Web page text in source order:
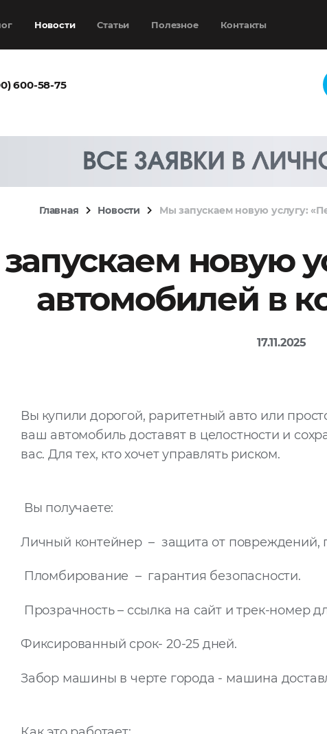
Новости Статьи Полезное Контакты
600-58-75
Главная Новости Мы запускаем новую услугу:
новую
автомобилей в
17.11.2025
Вы купили дорогой, раритетный авто или
ваш автомобиль доставят в целостности и
вас. Для тех, кто хочет управлять риском.
Вы получаете:
Личный контейнер – защита от повреждений,
Пломбирование – гарантия безопасности.
Прозрачность – ссылка на сайт и трек-номер
Фиксированный срок- 20-25 дней.
Забор машины в черте города - машина